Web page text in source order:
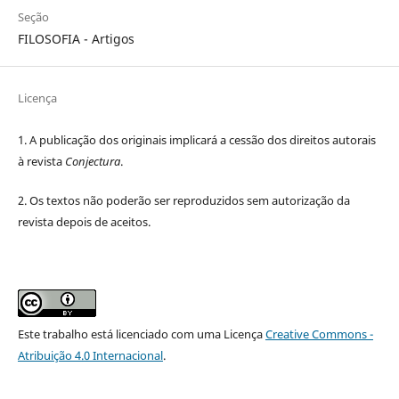
Seção
FILOSOFIA - Artigos
Licença
1. A publicação dos originais implicará a cessão dos direitos autorais
à revista Conjectura.
2. Os textos não poderão ser reproduzidos sem autorização da
revista depois de aceitos.
Este trabalho está licenciado com uma LicençaCreative Commons -
Atribuição 4.0 Internacional.